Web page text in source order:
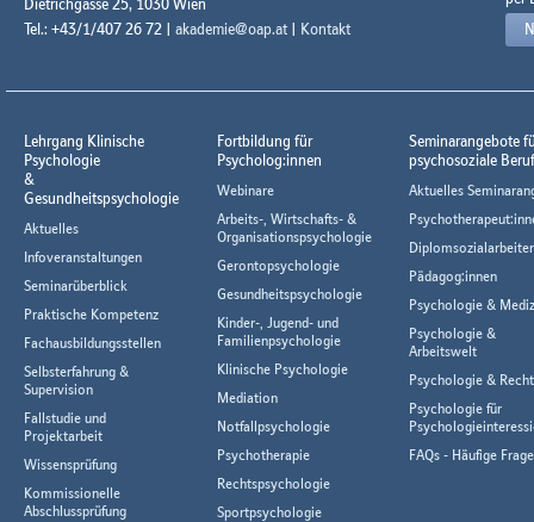
Tel.: +43/1/407 26 72 | akademie@oap.at | Kontakt
Lehrgang Klinische
Psychologie
&
Gesundheitspsychologie
Aktuelles
Infoveranstaltungen
Seminarüberblick
Praktische Kompetenz
Fachausbildungsstellen
Selbsterfahrung &
Supervision
Fallstudie und
Projektarbeit
Wissensprüfung
Kommissionelle
Abschlussprüfung
Fortbildung für
Psycholog:innen
Webinare
Arbeits-, Wirtschafts- &
Organisationspsychologie
Gerontopsychologie
Gesundheitspsychologie
Kinder-, Jugend- und
Familienpsychologie
Klinische Psychologie
Mediation
Notfallpsychologie
Psychotherapie
Rechtspsychologie
Sportpsychologie
Seminarangebote
psychosoziale
Aktuelles
Pädagog:innen
Psychologie &
Psychologie &
Arbeitswelt
Psychologie & Recht
Psychologie für
FAQs - Häufige